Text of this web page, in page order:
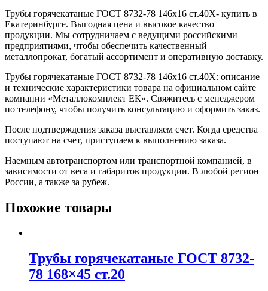
Трубы горячекатаные ГОСТ 8732-78 146x16 ст.40Х- купить в
Екатеринбурге. Выгодная цена и высокое качество
продукции. Мы сотрудничаем с ведущими российскими
предприятиями, чтобы обеспечить качественный
металлопрокат, богатый ассортимент и оперативную доставку.
Трубы горячекатаные ГОСТ 8732-78 146x16 ст.40Х: описание
и технические характеристики товара на официальном сайте
компании «Металлокомплект ЕК». Свяжитесь с менеджером
по телефону, чтобы получить консультацию и оформить заказ.
После подтверждения заказа выставляем счет. Когда средства
поступают на счет, приступаем к выполнению заказа.
Наемным автотранспортом или транспортной компанией, в
зависимости от веса и габаритов продукции. В любой регион
России, а также за рубеж.
Похожие товары
Трубы горячекатаные ГОСТ 8732-
78 168×45 ст.20